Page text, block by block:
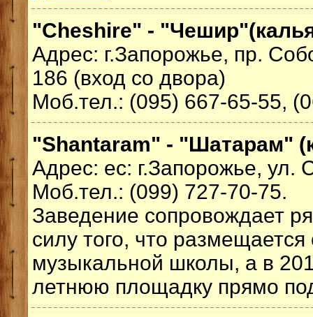
"Cheshire" -
Адрес: г.Запорожье, пр.
186 (вход со двора)
Моб.тел.: (095) 667-65-55,
"Shantaram" - "Шатарам"
Адрес: ес: г.Запорожье, ул.
Моб.тел.: (099) 727-70-75.
Заведение сопровождает
силу того, что
музыкальной школы, а в
летнюю площадку прямо